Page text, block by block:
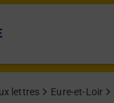
lettres Eure-et-Loir